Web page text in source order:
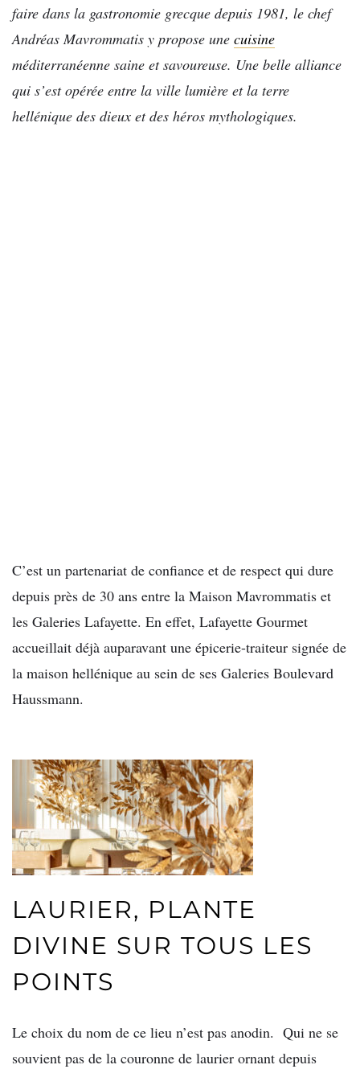
faire dans la gastronomie grecque depuis 1981, le chef
Andréas Mavrommatis y propose une cuisine
méditerranéenne saine et savoureuse. Une belle alliance
qui s’est opérée entre la ville lumière et la terre
hellénique des dieux et des héros mythologiques.
C’est un partenariat de confiance et de respect qui dure
depuis près de 30 ans entre la Maison Mavrommatis et
les Galeries Lafayette. En effet, Lafayette Gourmet
accueillait déjà auparavant une épicerie-traiteur signée de
la maison hellénique au sein de ses Galeries Boulevard
Haussmann.
LAURIER, PLANTE
DIVINE SUR TOUS LES
POINTS
Le choix du nom de ce lieu n’est pas anodin. Qui ne se
souvient pas de la couronne de laurier ornant depuis